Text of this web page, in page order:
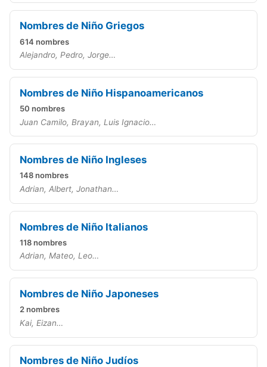
Nombres de Niño Griegos
614 nombres
Alejandro, Pedro, Jorge…
Nombres de Niño Hispanoamericanos
50 nombres
Juan Camilo, Brayan, Luis Ignacio…
Nombres de Niño Ingleses
148 nombres
Adrian, Albert, Jonathan…
Nombres de Niño Italianos
118 nombres
Adrian, Mateo, Leo…
Nombres de Niño Japoneses
2 nombres
Kai, Eizan…
Nombres de Niño Judíos